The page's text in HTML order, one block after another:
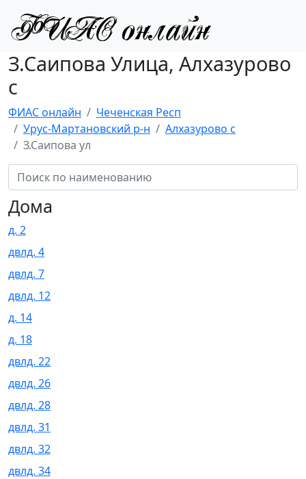
З.Саипова Улица, Алхазурово
с
ФИАС онлайн
Чеченская Респ
Урус-Мартановский р-н
Алхазурово с
З.Саипова ул
Дома
д. 2
двлд. 4
двлд. 7
двлд. 12
д. 14
д. 18
двлд. 22
двлд. 26
двлд. 28
двлд. 31
двлд. 32
двлд. 34